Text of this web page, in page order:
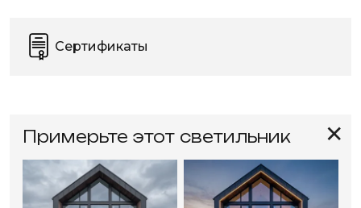
Сертификаты
✕
Примерьте этот светильник